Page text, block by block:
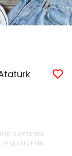
numarası
14 gün içinde